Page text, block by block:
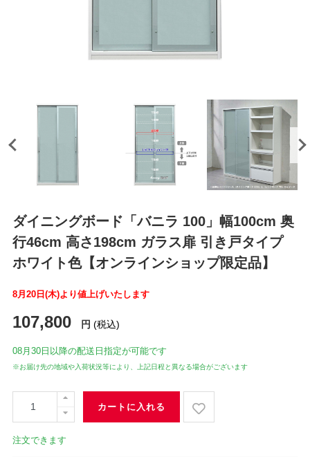
ダイニングボード「バニラ 100」幅100cm 奥
行46cm 高さ198cm ガラス扉 引き戸タイプ
ホワイト色【オンラインショップ限定品】
8月20日(木)より値上げいたします
107,800 円 (税込)
08月30日 以降の配送日指定が可能です
※お届け先の地域や入荷状況等により、上記日程と異なる場合がございます
カートに入れる
注文できます